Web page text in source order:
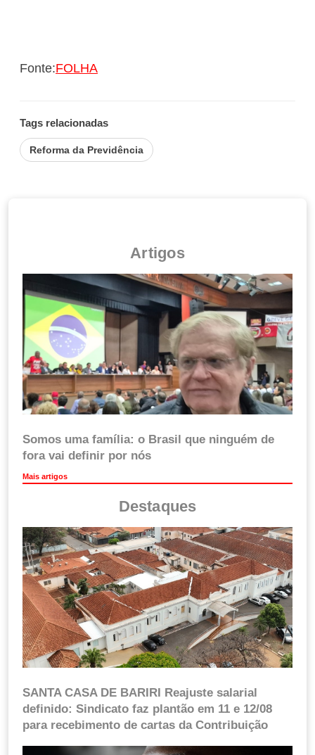
Fonte:FOLHA
Tags relacionadas
Reforma da Previdência
Artigos
Somos uma família: o Brasil que ninguém de
fora vai definir por nós
Mais artigos
Destaques
SANTA CASA DE BARIRI Reajuste salarial
definido: Sindicato faz plantão em 11 e 12/08
para recebimento de cartas da Contribuição